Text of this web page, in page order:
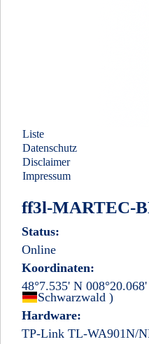
Liste
Datenschutz
Disclaimer
Impressum
ff3l-MARTEC-
Status:
Online
Koordinaten:
48°7.535' N
Schwarzwald
Deutschland
)
Hardware:
TP-Link TL-WA901N/